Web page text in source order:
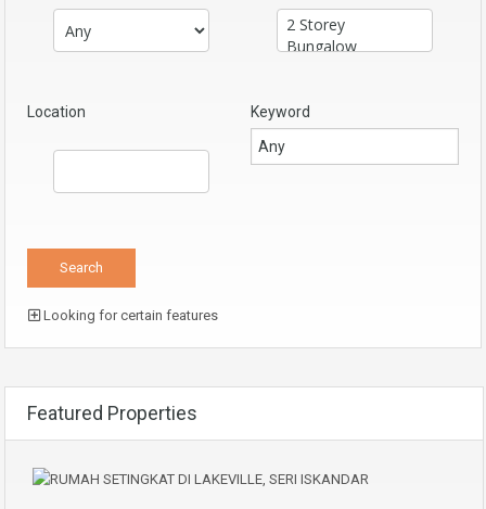
Location Keyword
Looking for certain features
Featured Properties